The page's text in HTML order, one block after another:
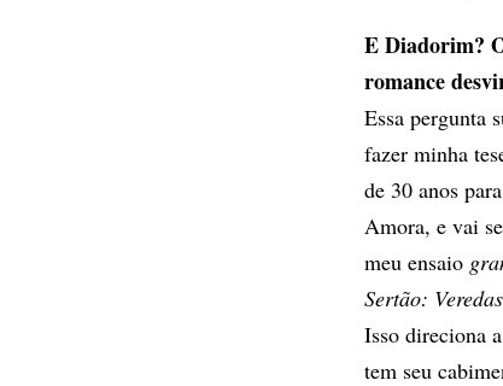
E Diadorim?
romance
Essa pergunta
fazer minha
de 30 anos
Amora, e vai
meu ensaio
Sertão: Veredas
Isso direciona
tem seu